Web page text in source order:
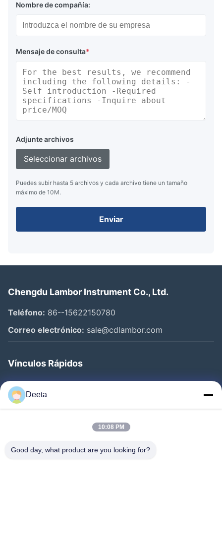
Nombre de compañía:
Mensaje de consulta*
Adjunte archivos
Seleccionar archivos
Puedes subir hasta 5 archivos y cada archivo tiene un tamaño
máximo de 10M.
Enviar
Chengdu Lambor Instrument Co., Ltd.
Teléfono: 86--15622150780
Correo electrónico: sale@cdlambor.com
Vínculos Rápidos
Inicio
Productos
Control De Calidad
Deeta
10:08 PM
Good day, what product are you looking for?